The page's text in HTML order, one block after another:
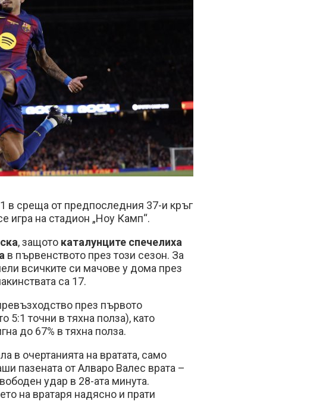
в среща от предпоследния 37-и кръг
игра на стадион „Ноу Камп“.
, защото каталунците спечелиха
в първенството през този сезон. За
всичките си мачове у дома през
са 17.
през първото
5:1 точни в тяхна полза), като
до 67% в тяхна полза.
в очертанията на вратата, само
пазената от Алваро Валес врата –
удар в 28-ата минута.
на вратаря надясно и прати